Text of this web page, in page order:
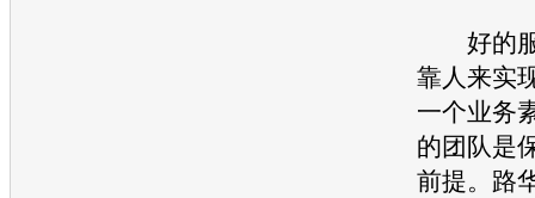
好的服
靠人来实
一个业务
的团队是
前提。路